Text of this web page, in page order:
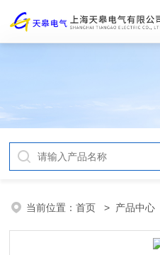
当前位置：首页 > 产品中心